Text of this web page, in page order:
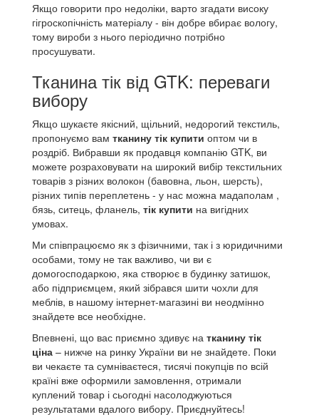
Якщо говорити про недоліки, варто згадати високу
гігроскопічність матеріалу - він добре вбирає вологу,
тому вироби з нього періодично потрібно
просушувати.
Тканина тік від GTK: переваги
вибору
Якщо шукаєте якісний, щільний, недорогий текстиль,
пропонуємо вам тканину тік купити оптом чи в
роздріб. Вибравши як продавця компанію GTK, ви
можете розраховувати на широкий вибір текстильних
товарів з різних волокон (бавовна, льон, шерсть),
різних типів переплетень - у нас можна мадаполам ,
бязь, ситець, фланель, тік купити на вигідних
умовах.
Ми співпрацюємо як з фізичними, так і з юридичними
особами, тому не так важливо, чи ви є
домогосподаркою, яка створює в будинку затишок,
або підприємцем, який зібрався шити чохли для
меблів, в нашому інтернет-магазині ви неодмінно
знайдете все необхідне.
Впевнені, що вас приємно здивує на тканину тік
ціна – нижче на ринку України ви не знайдете. Поки
ви чекаєте та сумніваєтеся, тисячі покупців по всій
країні вже оформили замовлення, отримали
куплений товар і сьогодні насолоджуються
результатами вдалого вибору. Приєднуйтесь!